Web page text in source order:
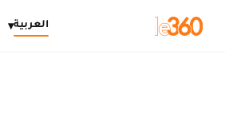
العربية▾